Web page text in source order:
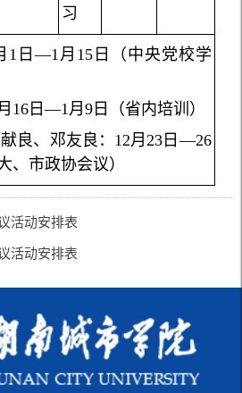
习
1 日—1月 15日（中央党校学
16日—1月 9日（省内培训）
良、邓友良： 12月 23 日—26
、市政协会议）
活动安排表
活动安排表